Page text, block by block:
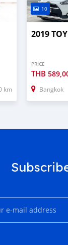
km
10
2019
PRICE
THB
Bangkok